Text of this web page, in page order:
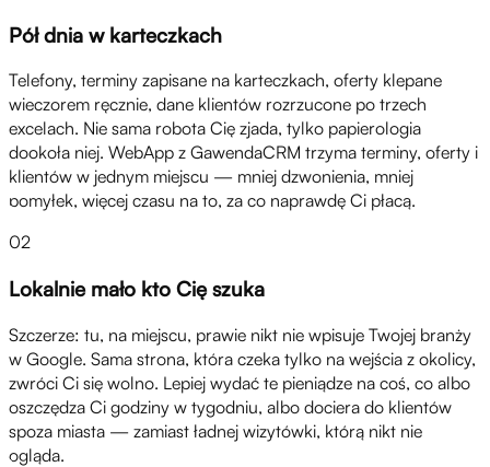
Pół dnia w karteczkach
Telefony, terminy zapisane na karteczkach, oferty klepane
wieczorem ręcznie, dane klientów rozrzucone po trzech
excelach. Nie sama robota Cię zjada, tylko papierologia
dookoła niej. WebApp z GawendaCRM trzyma terminy, oferty i
klientów w jednym miejscu — mniej dzwonienia, mniej
pomyłek, więcej czasu na to, za co naprawdę Ci płacą.
02
Lokalnie mało kto Cię szuka
Szczerze: tu, na miejscu, prawie nikt nie wpisuje Twojej branży
w Google. Sama strona, która czeka tylko na wejścia z okolicy,
zwróci Ci się wolno. Lepiej wydać te pieniądze na coś, co albo
oszczędza Ci godziny w tygodniu, albo dociera do klientów
spoza miasta — zamiast ładnej wizytówki, którą nikt nie
ogląda.